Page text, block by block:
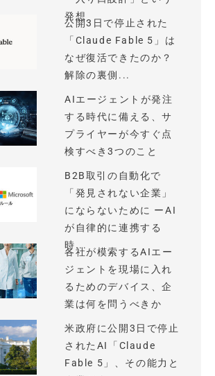
発想
公開3日で停止された
「Claude Fable 5」は
なぜ復活できたのか？
解除の裏側...
AIエージェントが発注
する時代に備える、サ
プライヤーが今すぐ点
検すべき3つのこと
B2B取引の自動化で
「発見されない企業」
にならないために ーAI
が自律的に連携する
時...
各社が模索するAIエー
ジェントを現場に入れ
るためのデバイス、企
業は何を問うべきか
米政府に公開3日で停止
されたAI「Claude
Fable 5」、その能力と